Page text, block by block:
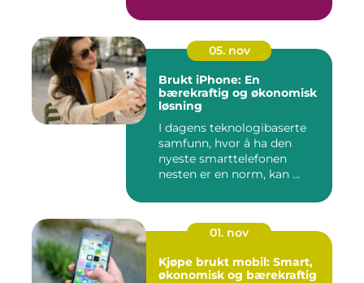
05. nov
Brukt iPhone: En
bærekraftig og økonomisk
løsning
I dagens teknologibaserte
samfunn, hvor å ha den
nyeste smarttelefonen
nesten er en norm, kan ...
01. nov
Kjøpe brukt mobil: Smart,
økonomisk og bærekraftig